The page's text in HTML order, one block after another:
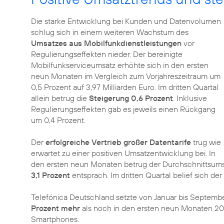
Die starke Entwicklung bei Kunden und Datenvolumen
schlug sich in einem weiteren Wachstum des
Umsatzes aus Mobilfunkdienstleistungen vor
Regulierungseffekten nieder. Der bereinigte
Mobilfunkserviceumsatz erhöhte sich in den ersten
neun Monaten im Vergleich zum Vorjahreszeitraum um
0,5 Prozent auf 3,97 Milliarden Euro. Im dritten Quartal
allein betrug die Steigerung 0,6 Prozent. Inklusive
Regulierungseffekten gab es jeweils einen Rückgang
um 0,4 Prozent.
Dererfolgreiche Vertrieb großer Datentarife trug wie
erwartet zu einer positiven Umsatzentwicklung bei. In
den ersten neun Monaten betrug der
3,1 Prozent entsprach. Im dritten Quartal belief sich
Telefónica Deutschland setzte von Januar bis
Prozent mehr als noch in den ersten neun Monaten
Smartphones.